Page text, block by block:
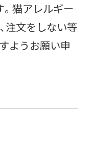
。猫アレルギー
注文をしない等
ようお願い申